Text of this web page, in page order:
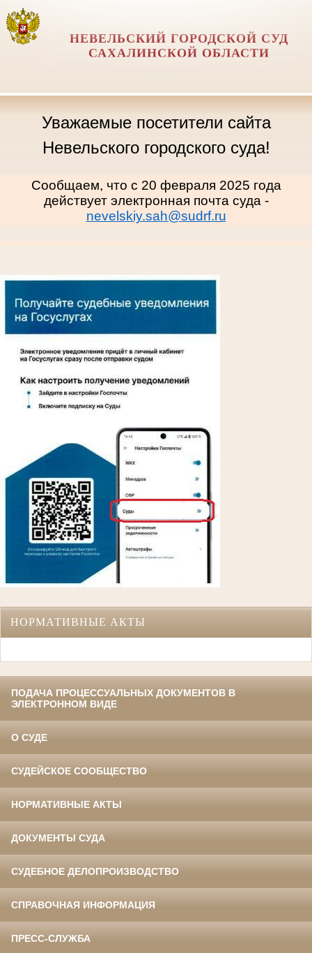
НЕВЕЛЬСКИЙ ГОРОДСКОЙ СУД
САХАЛИНСКОЙ ОБЛАСТИ
Уважаемые посетители сайта
Невельского городского суда!
Сообщаем, что с 20 февраля 2025 года
действует электронная почта суда -
nevelskiy.sah@sudrf.ru
НОРМАТИВНЫЕ АКТЫ
ПОДАЧА ПРОЦЕССУАЛЬНЫХ ДОКУМЕНТОВ В
ЭЛЕКТРОННОМ ВИДЕ
О СУДЕ
СУДЕЙСКОЕ СООБЩЕСТВО
НОРМАТИВНЫЕ АКТЫ
ДОКУМЕНТЫ СУДА
СУДЕБНОЕ ДЕЛОПРОИЗВОДСТВО
СПРАВОЧНАЯ ИНФОРМАЦИЯ
ПРЕСС-СЛУЖБА